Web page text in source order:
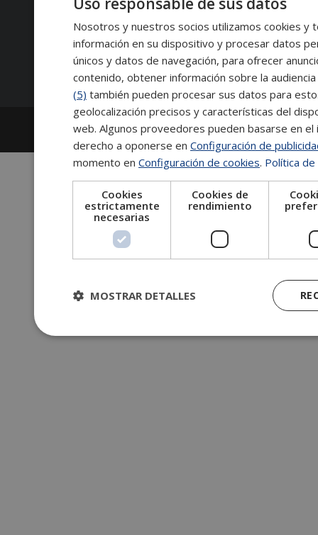
Contacto:
Síguenos:
2026
Escuela de Posgrado de Salamanca
Información legal
Tablón de anuncios
Nosotros y nuestros socios utilizamos cookies y
información en su dispositivo y procesar datos
únicos y datos de navegación, para ofrecer
contenido, obtener información sobre la
(5) también pueden procesar sus datos para
geolocalización precisos y características del
web. Algunos proveedores pueden basarse en
derecho a oponerse en Configuración de
momento en Configuración de cookies. Política
Cookies
estrictamente
necesarias
Cookies de
rendimiento
MOSTRAR DETALLES